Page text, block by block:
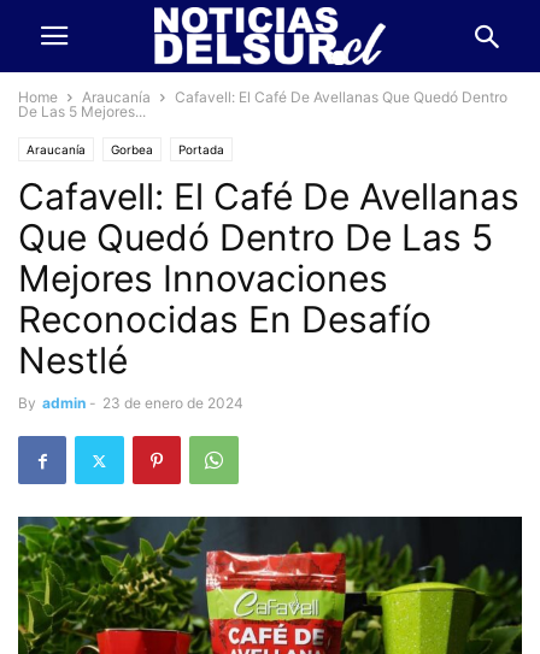
Home Araucanía
Cafavell: El Café De Avellanas Que Quedó Dentro
De Las 5 Mejores...
Araucanía Gorbea Portada
Cafavell: El Café De Avellanas
Que Quedó Dentro De Las 5
Mejores Innovaciones
Reconocidas En Desafío
Nestlé
By admin - 23 de enero de 2024